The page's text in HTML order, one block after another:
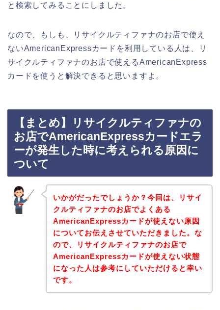
と検索してみることにしました。
なので、もしも、リサイクルティファナのお店で使え
ないAmericanExpressカードを利用している人は、リ
サイクルティファナのお店で使えるAmericanExpress
カードを使うと解決できると思いますよ。
【まとめ】リサイクルティファナの
お店でAmericanExpressカードエラ
ーが発生した時に考えられる原因に
ついて
いかがだったでしょうか？今回は、リサイ
クルティファナのお店でよくある
AmericanExpressカードが使えない原因
についてお伝えさせていただきました。な
ので、リサイクルティファナのお店で
AmericanExpressカードが使えない状態
になった人は参考にしていただけると幸い
です。